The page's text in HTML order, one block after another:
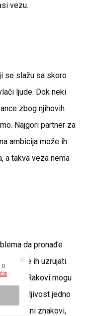
vezu.
se slažu sa skoro
ljude. Dok neki
zbog njihovih
Najgori partner za
ambicija može ih
a takva veza nema
da pronađe
može ih uzrujati.
i drugi Rakovi mogu
osetljivost jedno
zemljani znakovi,